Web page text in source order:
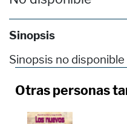
Sinopsis
Sinopsis no disponible
Otras personas